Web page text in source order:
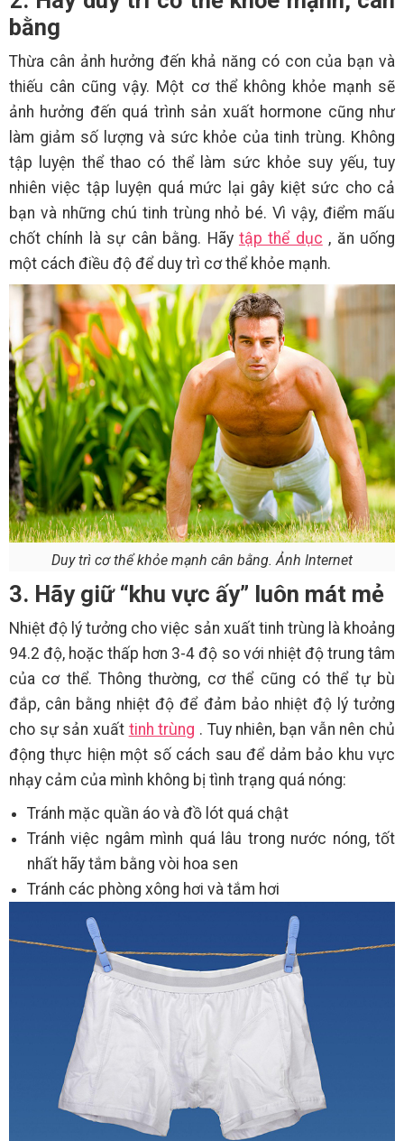
bằng
Thừa cân ảnh hưởng đến khả năng có con của bạn và
thiếu cân cũng vậy. Một cơ thể không khỏe mạnh sẽ
ảnh hưởng đến quá trình sản xuất hormone cũng như
làm giảm số lượng và sức khỏe của tinh trùng. Không
tập luyện thể thao có thể làm sức khỏe suy yếu, tuy
nhiên việc tập luyện quá mức lại gây kiệt sức cho cả
bạn và những chú tinh trùng nhỏ bé. Vì vậy, điểm mấu
chốt chính là sự cân bằng. Hãy tập thể dục , ăn uống
một cách điều độ để duy trì cơ thể khỏe mạnh.
Duy trì cơ thể khỏe mạnh cân bằng. Ảnh Internet
3. Hãy giữ “khu vực ấy” luôn mát mẻ
Nhiệt độ lý tưởng cho việc sản xuất tinh trùng là khoảng
94.2 độ, hoặc thấp hơn 3-4 độ so với nhiệt độ trung tâm
của cơ thể. Thông thường, cơ thể cũng có thể tự bù
đắp, cân bằng nhiệt độ để đảm bảo nhiệt độ lý tưởng
cho sự sản xuất tinh trùng . Tuy nhiên, bạn vẫn nên chủ
động thực hiện một số cách sau để dảm bảo khu vực
nhạy cảm của mình không bị tình trạng quá nóng:
Tránh mặc quần áo và đồ lót quá chật
Tránh việc ngâm mình quá lâu trong nước nóng, tốt
nhất hãy tắm bằng vòi hoa sen
Tránh các phòng xông hơi và tắm hơi